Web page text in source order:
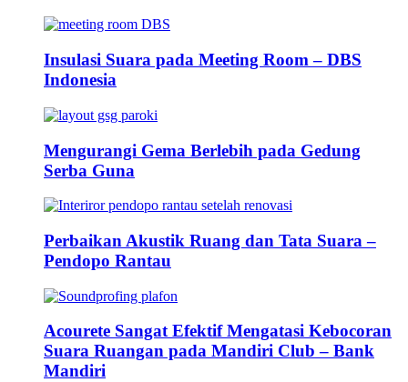
Insulasi Suara pada Meeting Room – DBS
Indonesia
Mengurangi Gema Berlebih pada Gedung
Serba Guna
Perbaikan Akustik Ruang dan Tata Suara –
Pendopo Rantau
Acourete Sangat Efektif Mengatasi Kebocoran
Suara Ruangan pada Mandiri Club – Bank
Mandiri